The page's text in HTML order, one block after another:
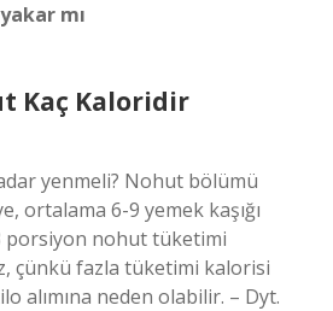
mı
Kaç Kaloridir
yenmeli? Nohut bölümü
ortalama 6-9 yemek kaşığı
porsiyon nohut tüketimi
çünkü fazla tüketimi kalorisi
alımına neden olabilir. – Dyt.